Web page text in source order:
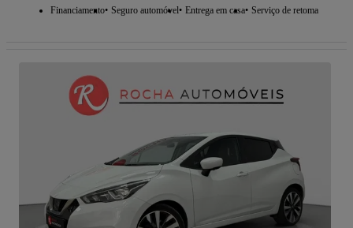
Financiamento Seguro automóvel Entrega em casa Serviço de retoma